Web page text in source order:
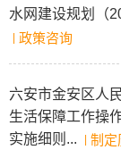
水网建设规划（
政策咨询
六安市金安区人
生活保障工作操
实施细则...
制定